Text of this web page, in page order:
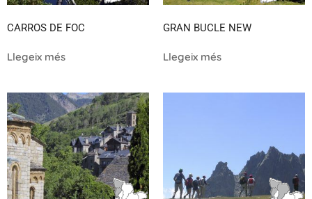
CARROS DE FOC
Llegeix més
GRAN BUCLE NEW
Llegeix més